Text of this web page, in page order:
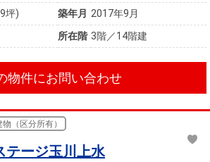
坪) 築年月 2017年9月
所在階 3階／14階建
物件にお問い合わせ
物（区分所有）
テージ玉川上水